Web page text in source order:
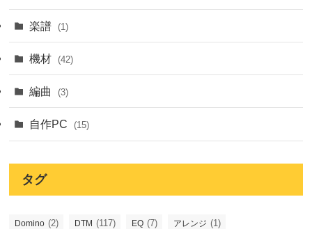
楽譜 (1)
機材 (42)
編曲 (3)
自作PC (15)
タグ
Domino (2) DTM (117) EQ (7) アレンジ (1)